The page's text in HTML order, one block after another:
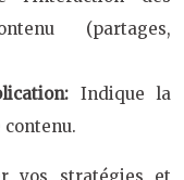
(partages,
Indique la